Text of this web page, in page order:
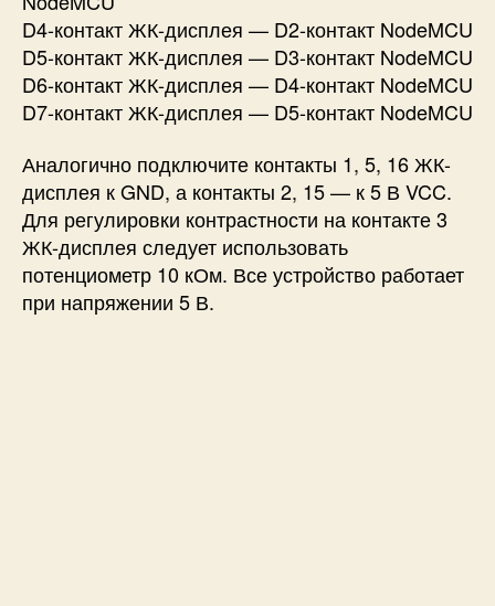
D4-контакт ЖК-дисплея — D2-контакт NodeMCU
D5-контакт ЖК-дисплея — D3-контакт NodeMCU
D6-контакт ЖК-дисплея — D4-контакт NodeMCU
D7-контакт ЖК-дисплея — D5-контакт NodeMCU
Аналогично подключите контакты 1, 5, 16 ЖК-
дисплея к GND, а контакты 2, 15 — к 5 В VCC.
Для регулировки контрастности на контакте 3
ЖК-дисплея следует использовать
потенциометр 10 кОм. Все устройство работает
при напряжении 5 В.